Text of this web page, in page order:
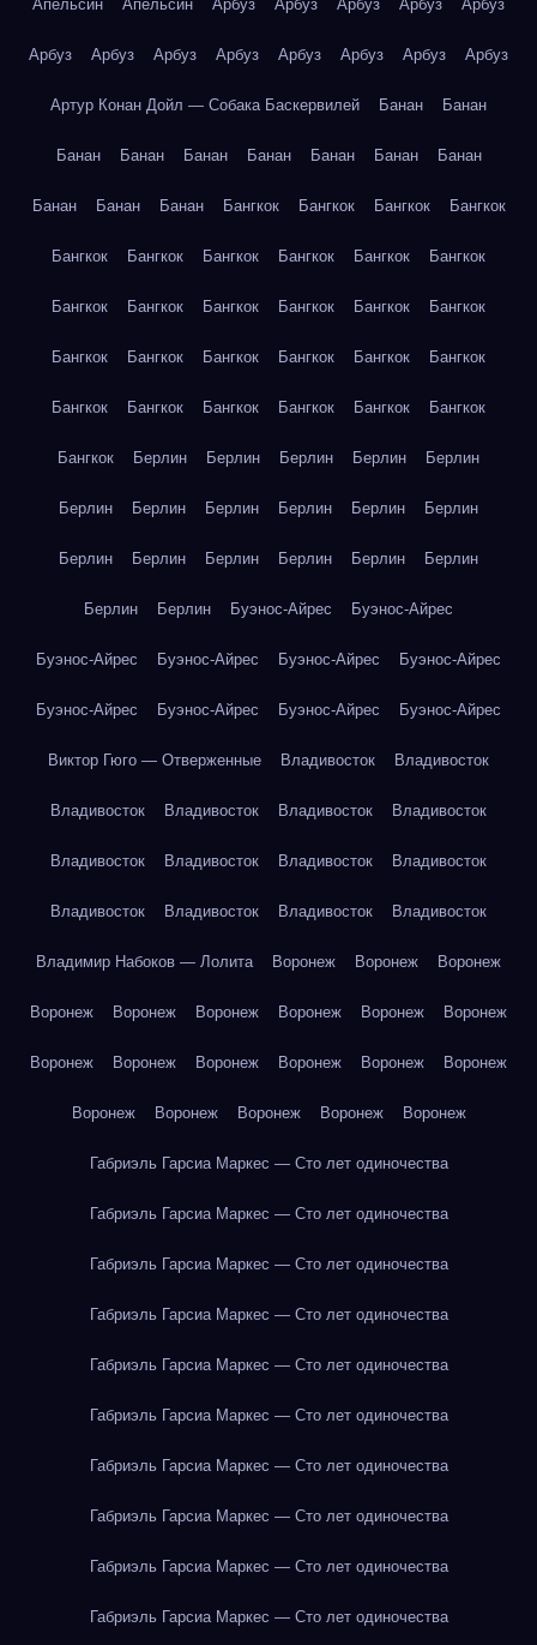
Апельсин Апельсин Арбуз Арбуз Арбуз Арбуз Арбуз
Арбуз Арбуз Арбуз Арбуз Арбуз Арбуз Арбуз Арбуз
Артур Конан Дойл — Собака Баскервилей Банан Банан
Банан Банан Банан Банан Банан Банан Банан
Банан Банан Банан Бангкок Бангкок Бангкок Бангкок
Бангкок Бангкок Бангкок Бангкок Бангкок Бангкок
Бангкок Бангкок Бангкок Бангкок Бангкок Бангкок
Бангкок Бангкок Бангкок Бангкок Бангкок Бангкок
Бангкок Бангкок Бангкок Бангкок Бангкок Бангкок
Бангкок Берлин Берлин Берлин Берлин Берлин
Берлин Берлин Берлин Берлин Берлин Берлин
Берлин Берлин Берлин Берлин Берлин Берлин
Берлин Берлин Буэнос-Айрес Буэнос-Айрес
Буэнос-Айрес Буэнос-Айрес Буэнос-Айрес Буэнос-Айрес
Буэнос-Айрес Буэнос-Айрес Буэнос-Айрес Буэнос-Айрес
Виктор Гюго — Отверженные Владивосток Владивосток
Владивосток Владивосток Владивосток Владивосток
Владивосток Владивосток Владивосток Владивосток
Владивосток Владивосток Владивосток Владивосток
Владимир Набоков — Лолита Воронеж Воронеж Воронеж
Воронеж Воронеж Воронеж Воронеж Воронеж Воронеж
Воронеж Воронеж Воронеж Воронеж Воронеж Воронеж
Воронеж Воронеж Воронеж Воронеж Воронеж
Габриэль Гарсиа Маркес — Сто лет одиночества
Габриэль Гарсиа Маркес — Сто лет одиночества
Габриэль Гарсиа Маркес — Сто лет одиночества
Габриэль Гарсиа Маркес — Сто лет одиночества
Габриэль Гарсиа Маркес — Сто лет одиночества
Габриэль Гарсиа Маркес — Сто лет одиночества
Габриэль Гарсиа Маркес — Сто лет одиночества
Габриэль Гарсиа Маркес — Сто лет одиночества
Габриэль Гарсиа Маркес — Сто лет одиночества
Габриэль Гарсиа Маркес — Сто лет одиночества